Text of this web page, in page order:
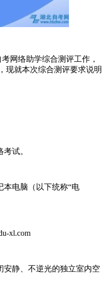
网络助学综合测评工作，
现就本次综合测评要求说明
试。
电脑（以下统称“电
xl.com
静、不逆光的独立室内空